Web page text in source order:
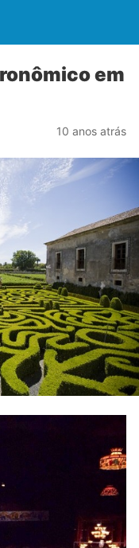
em
10 anos atrás